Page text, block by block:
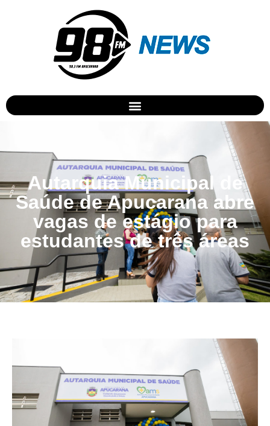
Autarquia Municipal de
Saúde de Apucarana abre
vagas de estágio para
estudantes de três áreas